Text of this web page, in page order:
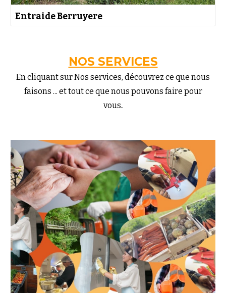
Entraide Berruyere
NOS SERVICES
En cliquant sur Nos services, découvrez ce que nous
faisons ... et tout ce que nous pouvons faire pour
vous.